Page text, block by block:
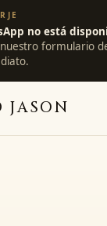
no está
formulario
JASON